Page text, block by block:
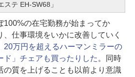
テ EH-SW68」
の在宅勤務が始まってか
、仕事環境をいかに改善していく
20万円を超えるハーマンミラーの
ド」チェアも買ったりした 。同時
の質を上げることも以前より意識